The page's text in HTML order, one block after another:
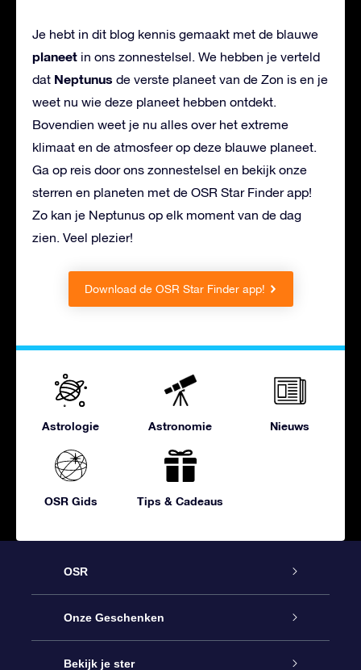
Je hebt in dit blog kennis gemaakt met de blauwe
planeet in ons zonnestelsel. We hebben je verteld
dat Neptunus de verste planeet van de Zon is en je
weet nu wie deze planeet hebben ontdekt.
Bovendien weet je nu alles over het extreme
klimaat en de atmosfeer op deze blauwe planeet.
Ga op reis door ons zonnestelsel en bekijk onze
sterren en planeten met de OSR Star Finder app!
Zo kan je Neptunus op elk moment van de dag
zien. Veel plezier!
Download de OSR Star Finder app!
Astrologie Astronomie Nieuws
OSR Gids Tips & Cadeaus
OSR
Service
Contact
Onze Geschenken
Online Star Gift
Bekijk je ster